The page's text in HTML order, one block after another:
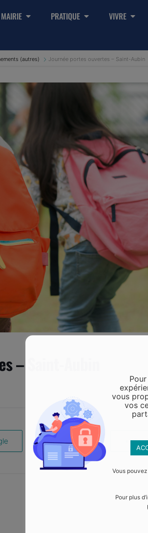
PRATIQUE VIVRE
(autres) Journée portes ouvertes – Saint-Aubin
– Saint-Aubin
+
vous
vos
Vous
Pour plus